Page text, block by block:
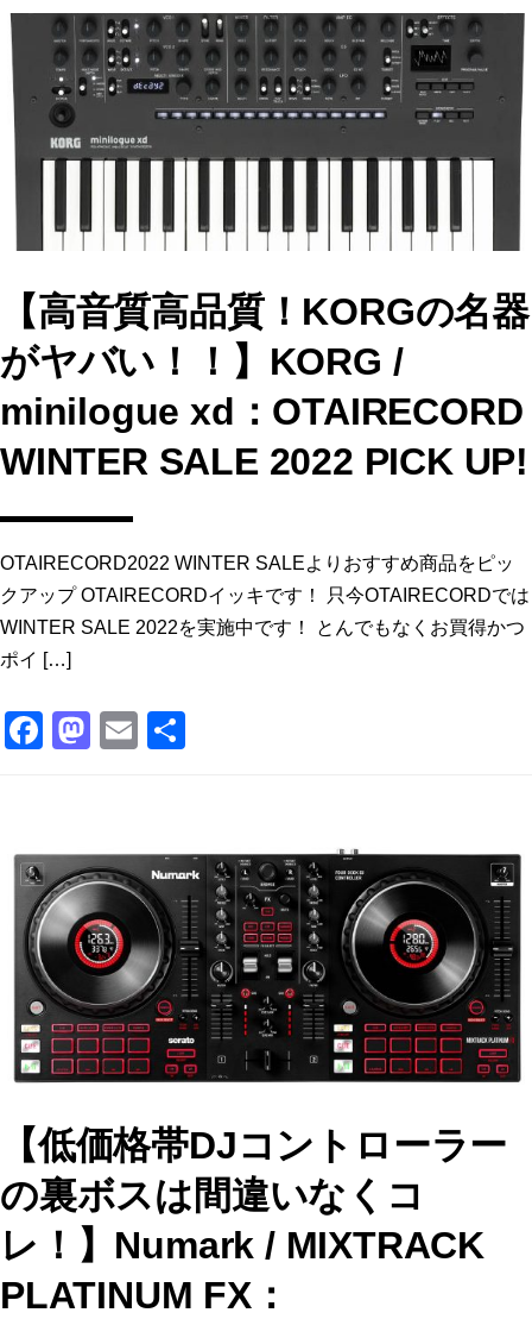
b
o
o
k
d
o
n
【高音質高品質！KORGの名器
がヤバい！！】KORG /
minilogue xd：OTAIRECORD
WINTER SALE 2022 PICK UP!
OTAIRECORD2022 WINTER SALEよりおすすめ商品をピッ
クアップ OTAIRECORDイッキです！ 只今OTAIRECORDでは
WINTER SALE 2022を実施中です！ とんでもなくお買得かつ
ポイ […]
F
e
b
o
o
k
M
o
d
o
n
E
l
【低価格帯DJコントローラー
の裏ボスは間違いなくコ
レ！】Numark / MIXTRACK
PLATINUM FX：